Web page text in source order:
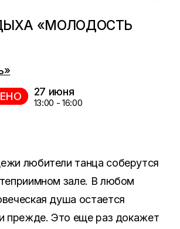
«МОЛОДОСТЬ
27 июня
13:00 - 16:00
любители танца соберутся
зале. В любом
душа остается
прежде. Это еще раз докажет